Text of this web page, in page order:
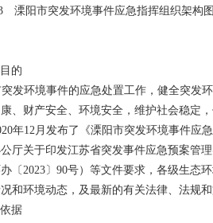
溧阳市突发环境事件应急指挥组织架构
的
发环境事件的应急处置工作，健全突发
、财产安全、环境安全，维护社会稳定
年12月发布了《溧阳市突发环境事件应
厅关于印发江苏省突发事件应急预案管
〔2023 〕 90号） 等文件要求，各级生态
和环境动态，及最新的有关法律、法规
据